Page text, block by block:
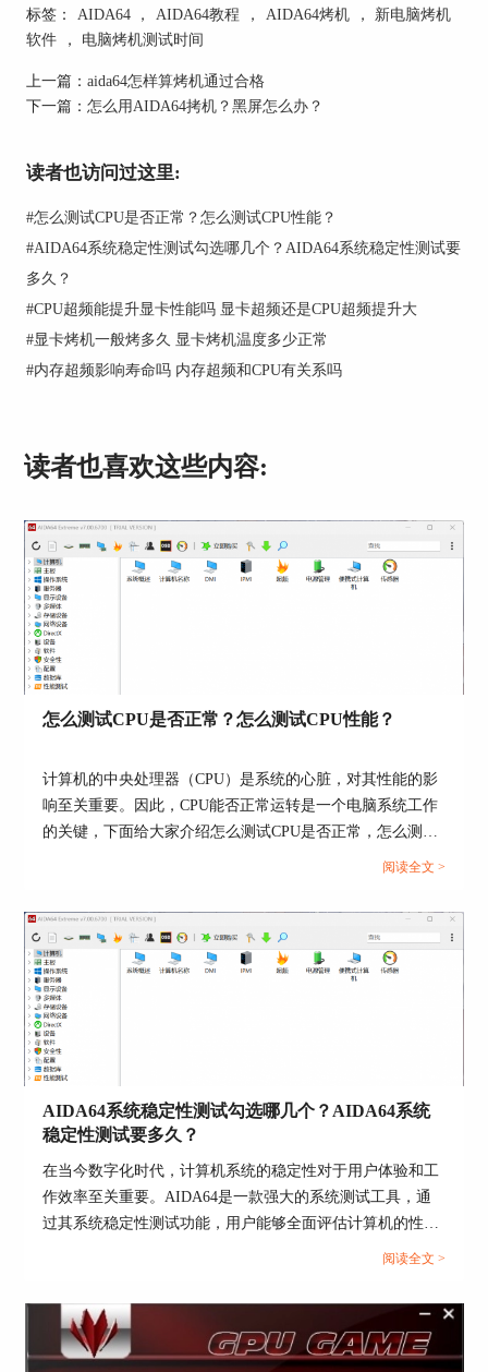
AIDA64是其中受众面较广的一款，使用起来十分
简单，操作步骤如下：
（1）打开软件，选择“系统稳定性测试”；
图2：选择测试内容
（2）设置压力类型
在这个窗口的左上角选择压力类型，一般来说测试
默认勾选的前四个类型即可，不建议大家一次性测
（3）开始和结束测试
图4：开始和结束
完成压力设置后点击左下角的“Start”和“Stop”可以
开始和结束拷机，拷机过程中的图线和数据是我们
需要的测试数据。
二、AIDA64拷机温度多少正常
说完了如何用AIDA64拷机，接下来我们说一下
AIDA64拷机时温度多少算正常呢？
首先需要一个参考温度，就是拷机环境所在的室
CPU升温三十摄氏度左右是比较正常的，也就是说
是正常的。
在拷机状态中，计算机是超负荷工作的，这表示拷
标签： AIDA64 ， AIDA64教程 ， AIDA64烤机 ，
新电脑烤机
软件
， 电脑烤机测试时间
上一篇： aida64怎样算烤机通过合格
下一篇： 怎么用AIDA64拷机？黑屏怎么办？
读者也访问过这里:
#怎么测试CPU是否正常？怎么测试CPU性能？
#AIDA64系统稳定性测试勾选哪几个？AIDA64系统稳定性测试要
多久？
#CPU超频能提升显卡性能吗 显卡超频还是CPU超频提升大
#显卡烤机一般烤多久 显卡烤机温度多少正常
#内存超频影响寿命吗 内存超频和CPU有关系吗
读者也喜欢这些内容:
怎么测试CPU是否正常？怎么测试CPU性能？
计算机的中央处理器（CPU）是系统的心脏，对其性能的影
响至关重要。因此，CPU能否正常运转是一个电脑系统工作
的关键，下面给大家介绍怎么测试CPU是否正常，怎么测试
阅读全文 >
AIDA64系统稳定性测试勾选哪几个？AIDA64系统
稳定性测试要多久？
在当今数字化时代，计算机系统的稳定性对于用户体验和工
作效率至关重要。AIDA64是一款强大的系统测试工具，通
过其系统稳定性测试功能，用户能够全面评估计算机的性能
和稳定性。而在进行AIDA64软件进行系统稳定性测试时，
定性测试勾选哪几个，AIDA64系统稳定性测试要多久的具
体内容。...
阅读全文 >